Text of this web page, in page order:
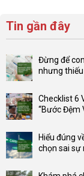
Tin gần đây
Đừng để
nhưng
bình
luận
Đừng
để
Checklist 6
“Bước Đệm
bình
luận
Checklist
Hiểu đúng
chọn sai sự